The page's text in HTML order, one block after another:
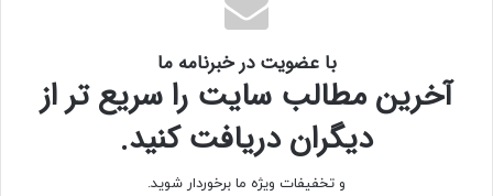
با عضویت در خبرنامه ما
آخرین مطالب سایت را سریع تر از
دیگران دریافت کنید.
و تخفیفات ویژه ما برخوردار شوید.